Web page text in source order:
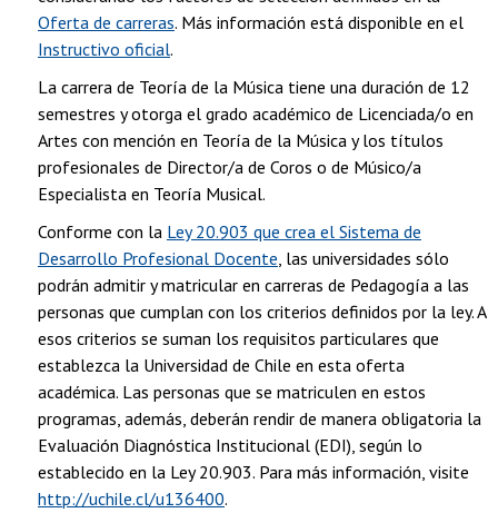
Oferta de carreras. Más información está disponible en el
Instructivo oficial.
La carrera de Teoría de la Música tiene una duración de 12
semestres y otorga el grado académico de Licenciada/o en
Artes con mención en Teoría de la Música y los títulos
profesionales de Director/a de Coros o de Músico/a
Especialista en Teoría Musical.
Conforme con la Ley 20.903 que crea el Sistema de
Desarrollo Profesional Docente, las universidades sólo
podrán admitir y matricular en carreras de Pedagogía a las
personas que cumplan con los criterios definidos por la ley. A
esos criterios se suman los requisitos particulares que
establezca la Universidad de Chile en esta oferta
académica. Las personas que se matriculen en estos
programas, además, deberán rendir de manera obligatoria la
Evaluación Diagnóstica Institucional (EDI), según lo
establecido en la Ley 20.903. Para más información, visite
http://uchile.cl/u136400.